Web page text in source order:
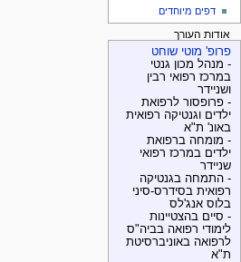
דפים מיוחדים
אודות העורך
פרופ' מוטי שוחט
- מנהל מכון גנטי
במרכז רפואי רבין
ושניידר
- פרופסור לרפואת
ילדים וגנטיקה רפואית
באונ' ת"א
- מומחה ברפואת
ילדים במרכז רפואי
שניידר
- התמחה בגנטיקה
רפואית בסידרס-סיני
בלוס אנג'לס
- סיים בהצטיינות
לימודי רפואה בביה"ס
לרפואה באוניברסיטת
ת"א